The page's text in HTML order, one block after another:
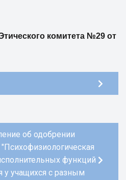
комитета №29 от
об одобрении
функций
у учащихся с разным